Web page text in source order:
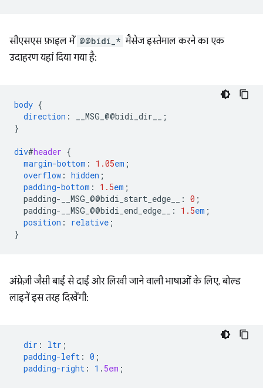
सीएसएस फ़ाइल में @@bidi_* मैसेज इस्तेमाल करने का एक
उदाहरण यहां दिया गया है:
body {
direction : __MSG_ @@bidi_dir__
;
}
div#header {
margin-bottom : 1.05em ;
overflow : hidden ;
padding-bottom : 1.5em ;
padding-__MSG_@@bidi_start_edge__ : 0 ;
padding-__MSG_@@bidi_end_edge__ : 1.5em ;
position : relative ;
}
अंग्रेज़ी जैसी बाईं से दाईं ओर लिखी जाने वाली भाषाओं के लिए, बोल्ड
लाइनें इस तरह दिखेंगी:
dir : ltr ;
padding-left : 0 ;
padding-right : 1 . 5em ;